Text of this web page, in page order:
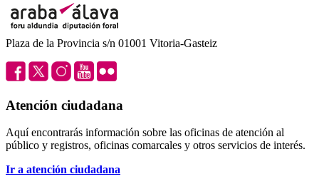
Plaza de la Provincia s/n 01001 Vitoria-Gasteiz
Atención ciudadana
Aquí encontrarás información sobre las oficinas de atención al
público y registros, oficinas comarcales y otros servicios de interés.
Ir a atención ciudadana